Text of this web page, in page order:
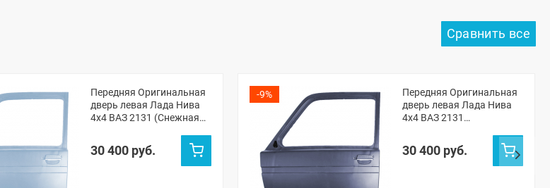
Передняя Оригинальная
дверь левая Лада Нива
4х4 ВАЗ 2131 (Снежная
30 400 руб.
-9%
Передняя Оригинальная
дверь левая Лада Нива
4х4 ВАЗ 2131
30 400 руб.